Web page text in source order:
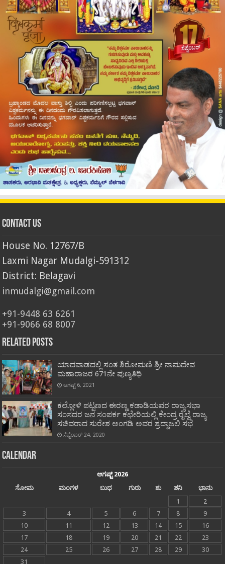
Contact Us
House No. 12767/B
Laxmi Nagar Mudalgi-591312
District: Belagavi
inmudalgi@gmail.com
+91-9448 63 6261
+91-9066 68 8007
Related Posts
ಯಾದವಾಡದಲ್ಲಿ ಸಂತ ಶಿರೋಮಣಿ ಶ್ರೀ ನಾಮದೇವ
ಮಹಾರಾಜರ 671ನೇ ಪುಣ್ಯತಿಥಿ
ಆಗಷ್ಟ್ 6, 2021
ಕಲ್ಲೋಳಿ ಪಟ್ಟಣದ ಈರಣ್ಣ ಕಡಾಡಿಯವರ ರಾಜ್ಯಸಭಾ
ಸಂಸದರ ಜನ ಸಂಪರ್ಕ ಕಛೇರಿಯಲ್ಲಿ ಕೇಂದ್ರ ರೈಲ್ವೆ ರಾಜ್ಯ
ಸಚಿವರಾದ ಸುರೇಶ ಅಂಗಡಿ ಅವರ ಶ್ರದ್ದಾಜಲಿ ಸಭೆ
ಸೆಪ್ಟೆಂಬರ್ 24, 2020
Calendar
ಆಗಷ್ಟ್ 2026
ಸೋಮ
ಮಂಗಳ ಬುಧ ಗುರು ಶು ಶನಿ
ಭಾನು
1
2
3
4 5 6 7 8
9
10
11 12 13 14 15
16
17
18 19 20 21 22
23
24
25 26 27 28 29
30
31